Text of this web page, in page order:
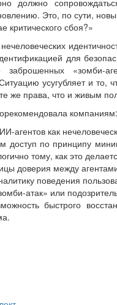
должно
Это, по сути,
критического сбоя?»
для
заброшенных «зомби-
усугубляет и то,
же права, что и живым
компаниям:
агентов как
доступ по принципу
тому, как это
доверия между
поведения
атак» или
быстрого